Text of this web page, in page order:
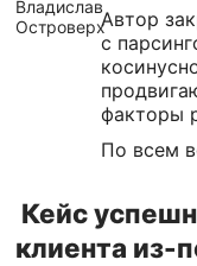
Автор
с
факторы
По всем
Кейс
клиента из-